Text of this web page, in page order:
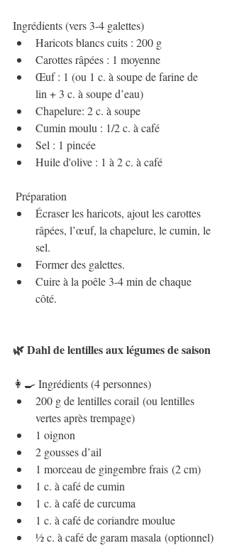
Ingrédients (vers 3-4 galettes)
Haricots blancs cuits : 200 g
Carottes râpées : 1 moyenne
Œuf : 1 (ou 1 c. à soupe de farine de
lin + 3 c. à soupe d’eau)
Chapelure: 2 c. à soupe
Cumin moulu : 1/2 c. à café
Sel : 1 pincée
Huile d'olive : 1 à 2 c. à café
Préparation
Écraser les haricots, ajout les carottes
râpées, l’œuf, la chapelure, le cumin, le
sel.
Former des galettes.
Cuire à la poêle 3-4 min de chaque
côté.
🌿 Dahl de lentilles aux légumes de saison
👩‍🍳 Ingrédients (4 personnes)
200 g de lentilles corail (ou lentilles
vertes après trempage)
1 oignon
2 gousses d’ail
1 morceau de gingembre frais (2 cm)
1 c. à café de cumin
1 c. à café de curcuma
1 c. à café de coriandre moulue
½ c. à café de garam masala (optionnel)